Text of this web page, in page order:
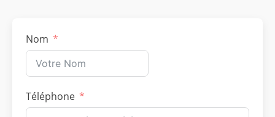
Nom
Téléphone